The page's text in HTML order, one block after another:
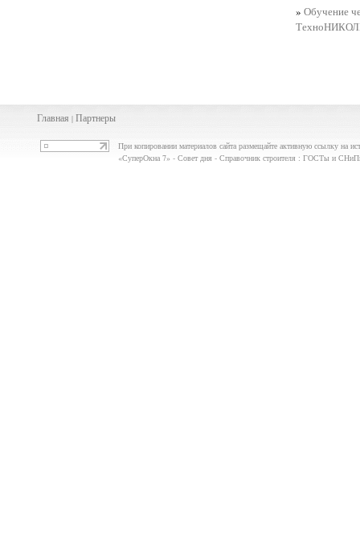
»Обучение
Главная |Партнеры
При копировании материалов сайта размещайте активную ссылку на
«СуперОкна 7» - Совет дня - Справочник строителя : ГОСТы и